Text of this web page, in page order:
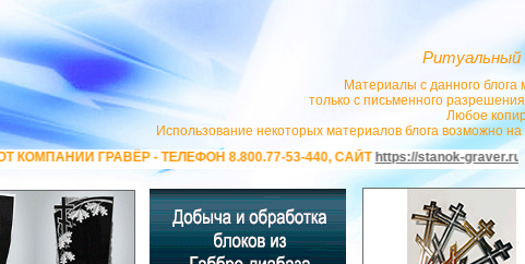
Ритуальный
Материалы с данного блога
только с письменного
Любое
Использование некоторых материалов блога возможно
- ТЕЛЕФОН 8.800.77-53-440, САЙТhttps://stanok-graver.ru-